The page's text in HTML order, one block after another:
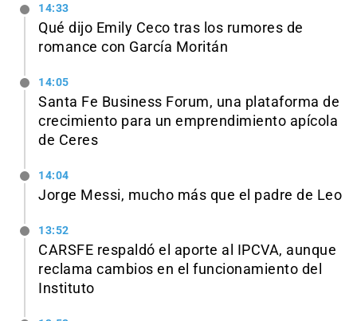
14:33
Qué dijo Emily Ceco tras los rumores de
romance con García Moritán
14:05
Santa Fe Business Forum, una plataforma de
crecimiento para un emprendimiento apícola
de Ceres
14:04
Jorge Messi, mucho más que el padre de Leo
13:52
CARSFE respaldó el aporte al IPCVA, aunque
reclama cambios en el funcionamiento del
Instituto